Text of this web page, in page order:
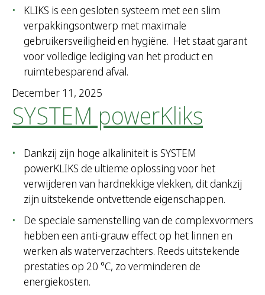
KLIKS is een gesloten systeem met een slim
verpakkingsontwerp met maximale
gebruikersveiligheid en hygiëne. Het staat garant
voor volledige lediging van het product en
ruimtebesparend afval.
December 11, 2025
SYSTEM powerKliks
Dankzij zijn hoge alkaliniteit is SYSTEM
powerKLIKS de ultieme oplossing voor het
verwijderen van hardnekkige vlekken, dit dankzij
zijn uitstekende ontvettende eigenschappen.
De speciale samenstelling van de complexvormers
hebben een anti-grauw effect op het linnen en
werken als waterverzachters. Reeds uitstekende
prestaties op 20 °C, zo verminderen de
energiekosten.